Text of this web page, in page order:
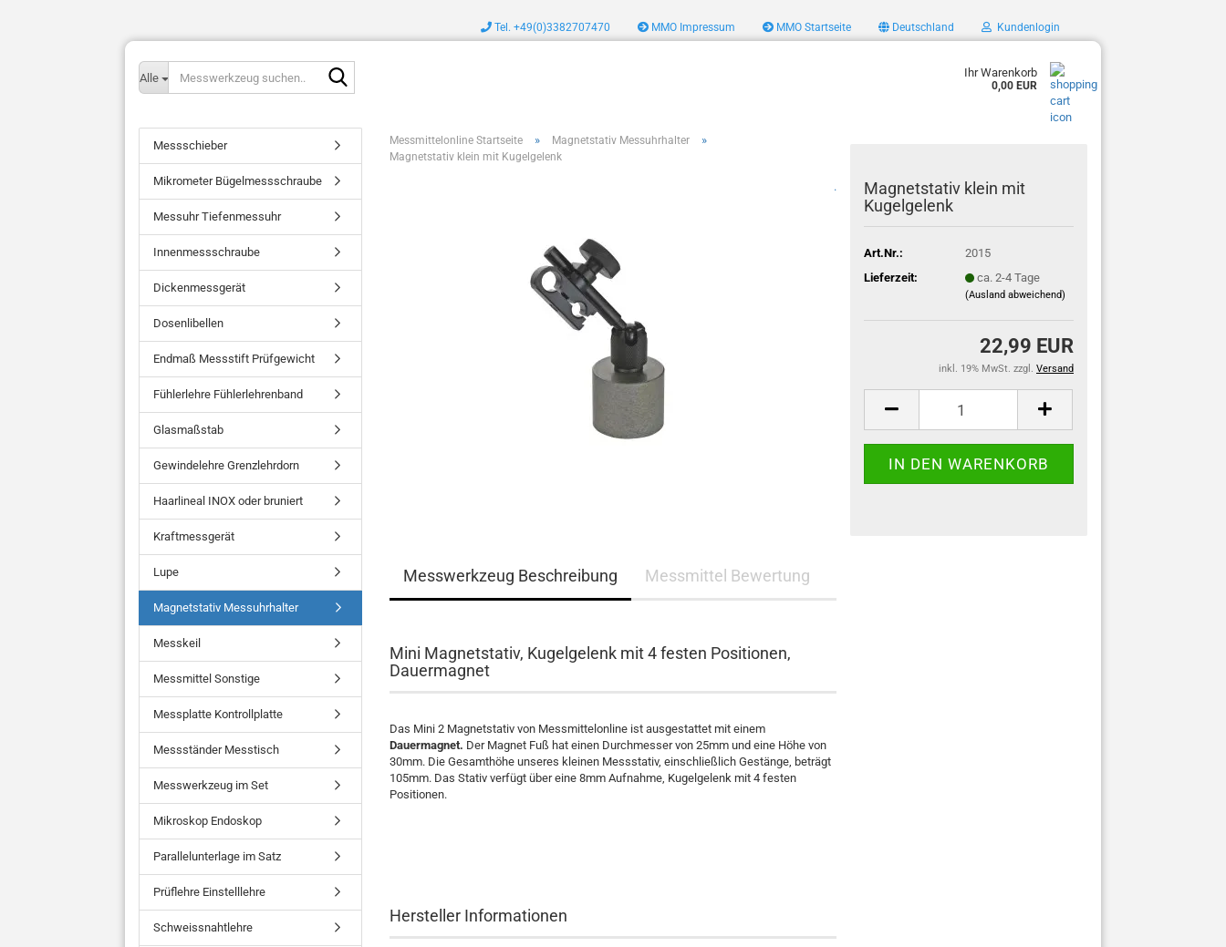
Tel. +49(0)3382707470 MMO Impressum MMO Startseite Deutschland Kundenlogin
Alle Ihr Warenkorb
0,00 EUR
Messmittelonline Startseite » Magnetstativ Messuhrhalter »
Magnetstativ klein mit Kugelgelenk
.
Magnetstativ klein mit
Kugelgelenk
Art.Nr.:
2015
Lieferzeit:
ca. 2-4 Tage
(Ausland abweichend)
22,99 EUR
inkl. 19% MwSt. zzgl. Versand
Messwerkzeug Beschreibung Messmittel Bewertung
Mini Magnetstativ, Kugelgelenk mit 4 festen Positionen,
Dauermagnet
Das Mini 2 Magnetstativ von Messmittelonline ist ausgestattet mit einem
Dauermagnet. Der Magnet Fuß hat einen Durchmesser von 25mm und eine Höhe von
30mm. Die Gesamthöhe unseres kleinen Messstativ, einschließlich Gestänge, beträgt
105mm. Das Stativ verfügt über eine 8mm Aufnahme, Kugelgelenk mit 4 festen
Positionen.
Hersteller Informationen
Messschieber
Mikrometer Bügelmessschraube
Messuhr Tiefenmessuhr
Innenmessschraube
Dickenmessgerät
Dosenlibellen
Endmaß Messstift Prüfgewicht
Fühlerlehre Fühlerlehrenband
Glasmaßstab
Gewindelehre Grenzlehrdorn
Haarlineal INOX oder bruniert
Kraftmessgerät
Lupe
Magnetstativ Messuhrhalter
Messkeil
Messmittel Sonstige
Messplatte Kontrollplatte
Messständer Messtisch
Messwerkzeug im Set
Mikroskop Endoskop
Parallelunterlage im Satz
Prüflehre Einstelllehre
Schweissnahtlehre